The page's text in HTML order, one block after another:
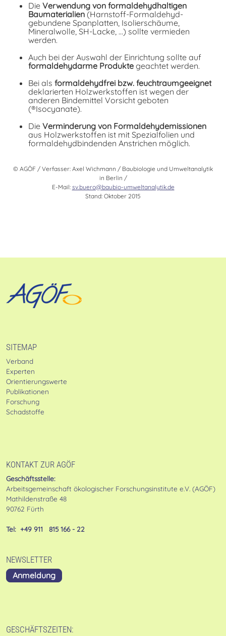
Die Verwendung von formaldehydhaltigen
Baumaterialien (Harnstoff-Formaldehyd-
gebundene Spanplatten, Isolierschäume,
Mineralwolle, SH-Lacke, ...) sollte vermieden
werden.
Auch bei der Auswahl der Einrichtung sollte auf
formaldehydarme Produkte geachtet werden.
Bei als formaldehydfrei bzw. feuchtraumgeeignet
deklarierten Holzwerkstoffen ist wegen der
anderen Bindemittel Vorsicht geboten
(®Isocyanate).
Die Verminderung von Formaldehydemissionen
aus Holzwerkstoffen ist mit Spezialfolien und
formaldehydbindenden Anstrichen möglich.
© AGÖF / Verfasser: Axel Wichmann / Baubiologie und Umweltanalytik
in Berlin /
E-Mail: sv.buero@baubio-umweltanalytik.de
Stand: Oktober 2015
SITEMAP
Verband
Experten
Orientierungswerte
Publikationen
Forschung
Schadstoffe
KONTAKT ZUR AGÖF
Geschäftsstelle:
Arbeitsgemeinschaft ökologischer Forschungsinstitute e.V. (AGÖF)
Mathildenstraße 48
90762 Fürth
Tel: +49 911 815 166 - 22
NEWSLETTER
Anmeldung
GESCHÄFTSZEITEN: